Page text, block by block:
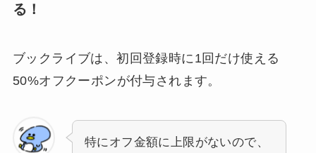
る！
ブックライブは、初回登録時に1回だけ使える
50%オフクーポンが付与されます。
特にオフ金額に上限がないので、